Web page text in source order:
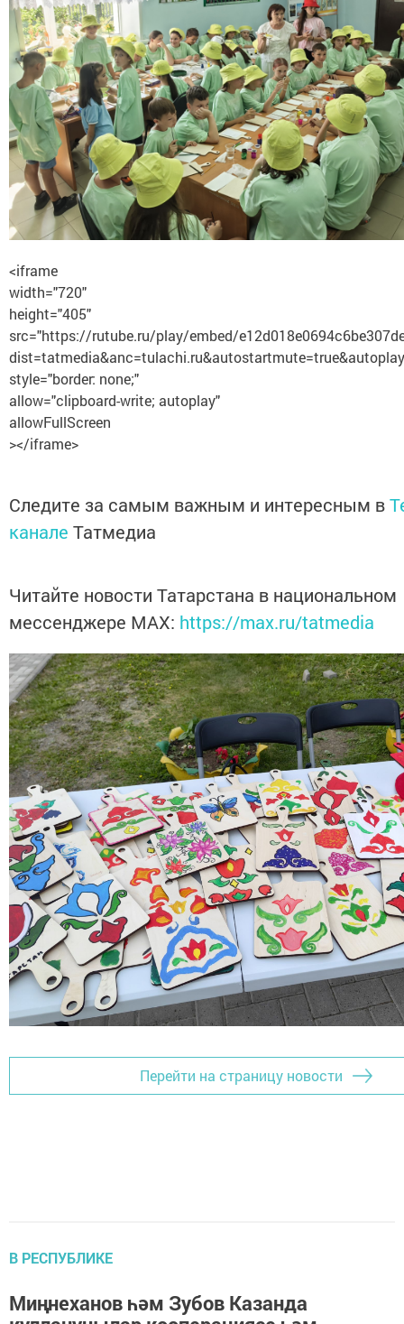
<iframe
width="720"
height="405"
src="https://rutube.ru/play/embed/
style="border: none;"
allow="clipboard-write; autoplay"
allowFullScreen
></iframe>
Следите за самым важным и интересным в
канале Татмедиа
Читайте новости Татарстана в национальном
мессенджере MАХ: https://max.ru/tatmedia
Перейти на страницу новости
В РЕСПУБЛИКЕ
Миңнеханов һәм Зубов Казанда